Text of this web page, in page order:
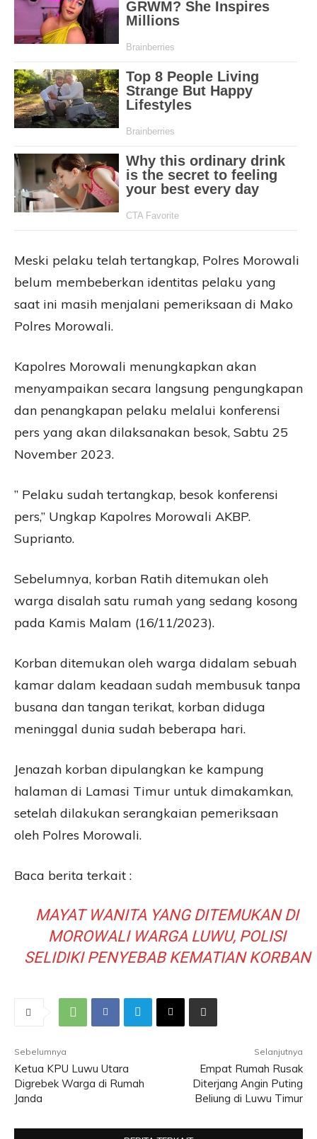
Meski pelaku telah tertangkap, Polres Morowali
belum membeberkan identitas pelaku yang
saat ini masih menjalani pemeriksaan di Mako
Polres Morowali.
Kapolres Morowali menungkapkan akan
menyampaikan secara langsung pengungkapan
dan penangkapan pelaku melalui konferensi
pers yang akan dilaksanakan besok, Sabtu 25
November 2023.
” Pelaku sudah tertangkap, besok konferensi
pers,” Ungkap Kapolres Morowali AKBP.
Suprianto.
Sebelumnya, korban Ratih ditemukan oleh
warga disalah satu rumah yang sedang kosong
pada Kamis Malam (16/11/2023).
Korban ditemukan oleh warga didalam sebuah
kamar dalam keadaan sudah membusuk tanpa
busana dan tangan terikat, korban diduga
meninggal dunia sudah beberapa hari.
Jenazah korban dipulangkan ke kampung
halaman di Lamasi Timur untuk dimakamkan,
setelah dilakukan serangkaian pemeriksaan
oleh Polres Morowali.
Baca berita terkait :
MAYAT WANITA YANG DITEMUKAN DI
MOROWALI WARGA LUWU, POLISI
SELIDIKI PENYEBAB KEMATIAN KORBAN
Sebelumnya
Ketua KPU Luwu Utara
Digrebek Warga di Rumah
Janda
Selanjutnya
Empat Rumah Rusak
Diterjang Angin Puting
Beliung di Luwu Timur